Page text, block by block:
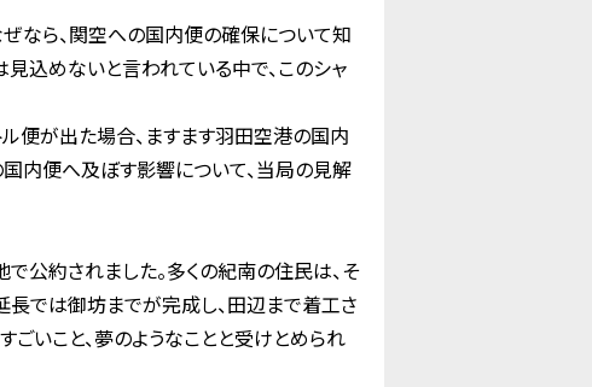
ぜなら、関空への国内便の確保について知
込めないと言われている中で、このシャ
便が出た場合、ますます羽田空港の国内
内便へ及ぼす影響について、当局の見解
公約されました。多くの紀南の住民は、そ
では御坊までが完成し、田辺まで着工さ
ごいこと、夢のようなことと受けとめられ